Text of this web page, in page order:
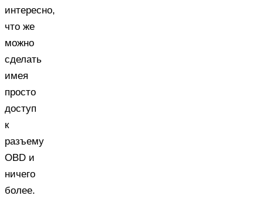
интересно,
что же
можно
сделать
имея
просто
доступ
к
разъему
OBD и
ничего
более.